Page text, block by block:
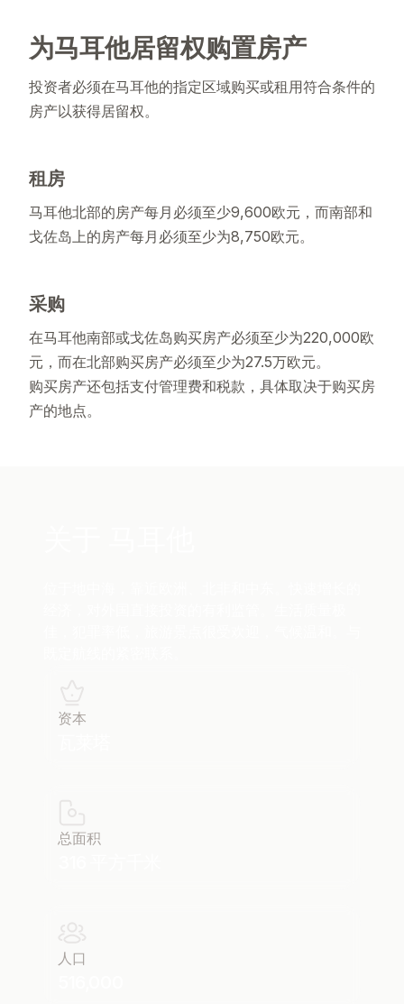
为马耳他居留权购置房产
投资者必须在马耳他的指定区域购买或租用符合条件的
房产以获得居留权。
租房
马耳他北部的房产每月必须至少9,600欧元，而南部和
戈佐岛上的房产每月必须至少为8,750欧元。
采购
在马耳他南部或戈佐岛购买房产必须至少为220,000欧
元，而在北部购买房产必须至少为27.5万欧元。
购买房产还包括支付管理费和税款，具体取决于购买房
产的地点。
资本
总面积
人口